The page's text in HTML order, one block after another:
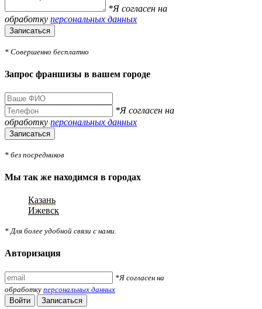
*Я согласен на
обработку персональных данных
Записаться
* Совершенно бесплатно
Запрос франшизы в вашем городе
*Я согласен на
обработку персональных данных
Записаться
* без посредников
Мы так же находимся в городах
Казань
Ижевск
* Для более удобной связи с нами.
Авторизация
*Я согласен на
обработку персональных данных
Войти
Записаться